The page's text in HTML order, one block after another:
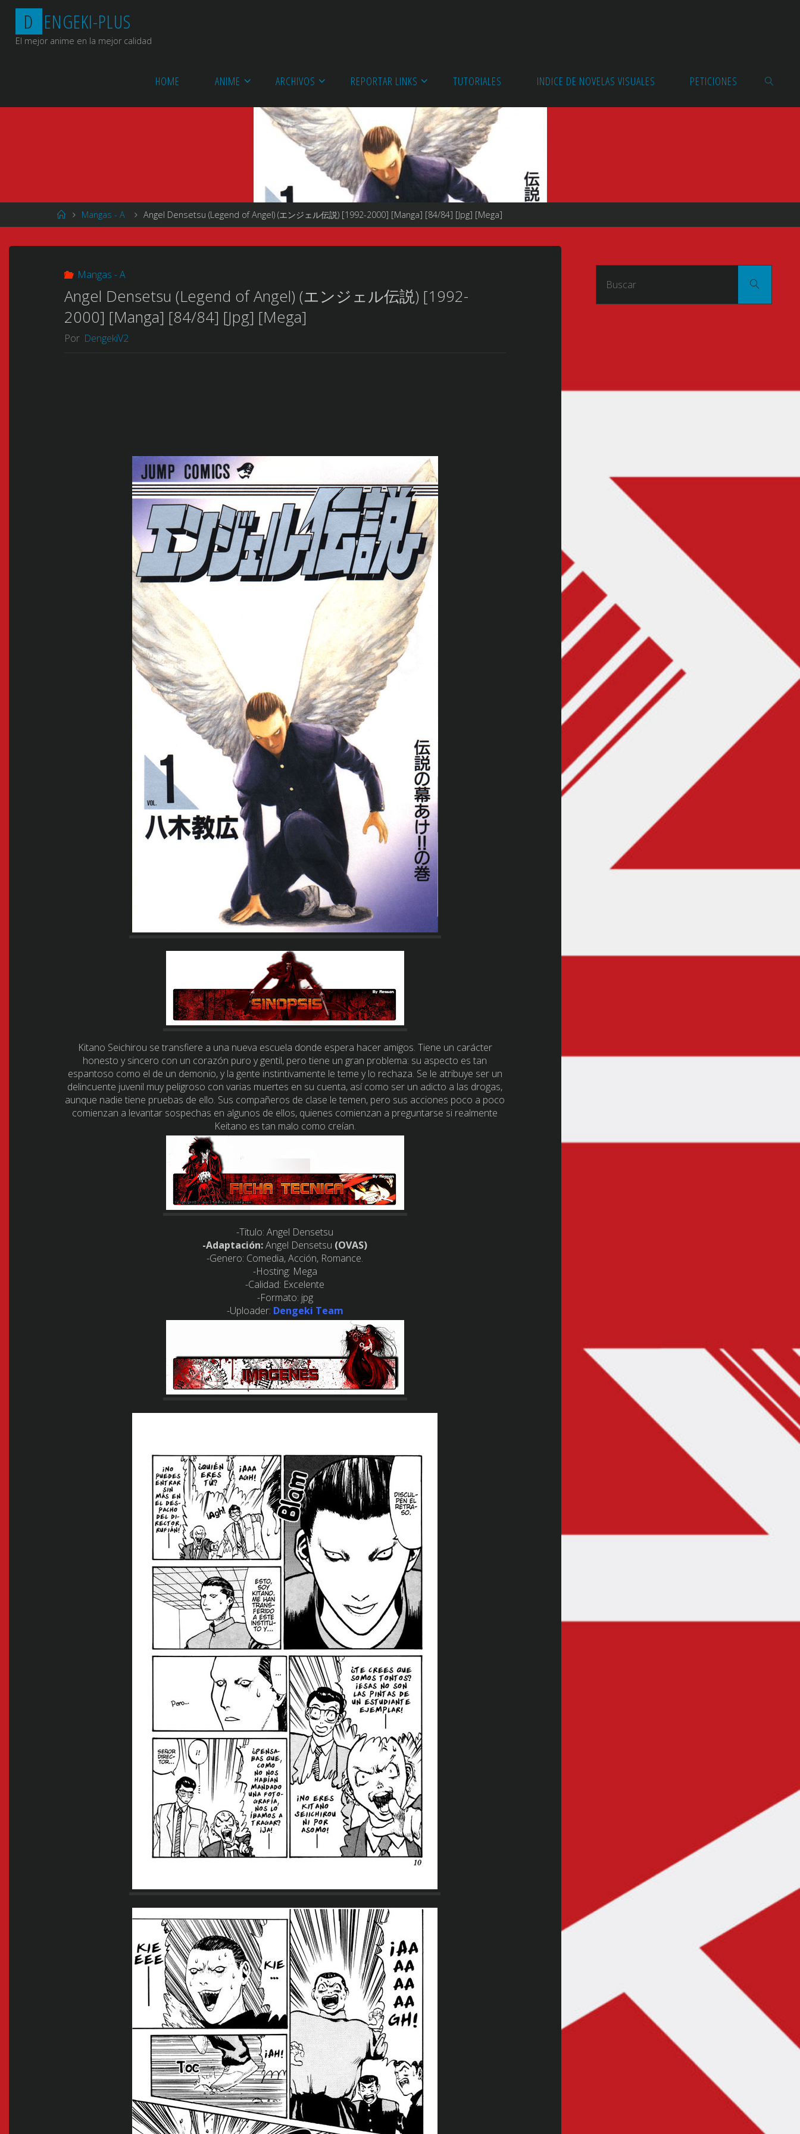
Saltar
contenido
D ENGEKI-PLUS
El mejor anime en la mejor calidad
HOME ANIME ARCHIVOS REPORTAR LINKS TUTORIALES INDICE DE NOVELAS VISUALES PETICIONES
Página
de
Mangas - A Angel Densetsu (Legend of Angel) (エンジェル伝説) [1992-2000] [Manga] [84/84] [Jpg] [Mega]
Mangas - A
Angel Densetsu (Legend of Angel) (エンジェル伝説) [1992-
2000] [Manga] [84/84] [Jpg] [Mega]
Por DengekiV2
Kitano Seichirou se transfiere a una nueva escuela donde espera hacer amigos. Tiene un carácter
honesto y sincero con un corazón puro y gentil, pero tiene un gran problema: su aspecto es tan
espantoso como el de un demonio, y la gente instintivamente le teme y lo rechaza. Se le atribuye ser un
delincuente juvenil muy peligroso con varias muertes en su cuenta, así como ser un adicto a las drogas,
aunque nadie tiene pruebas de ello. Sus compañeros de clase le temen, pero sus acciones poco a poco
comienzan a levantar sospechas en algunos de ellos, quienes comienzan a preguntarse si realmente
Keitano es tan malo como creían.
-Titulo: Angel Densetsu
-Adaptación:Angel Densetsu (OVAS)
-Genero: Comedia, Acción, Romance.
-Hosting: Mega
-Calidad: Excelente
-Formato: jpg
-Uploader: Dengeki Team
Buscar